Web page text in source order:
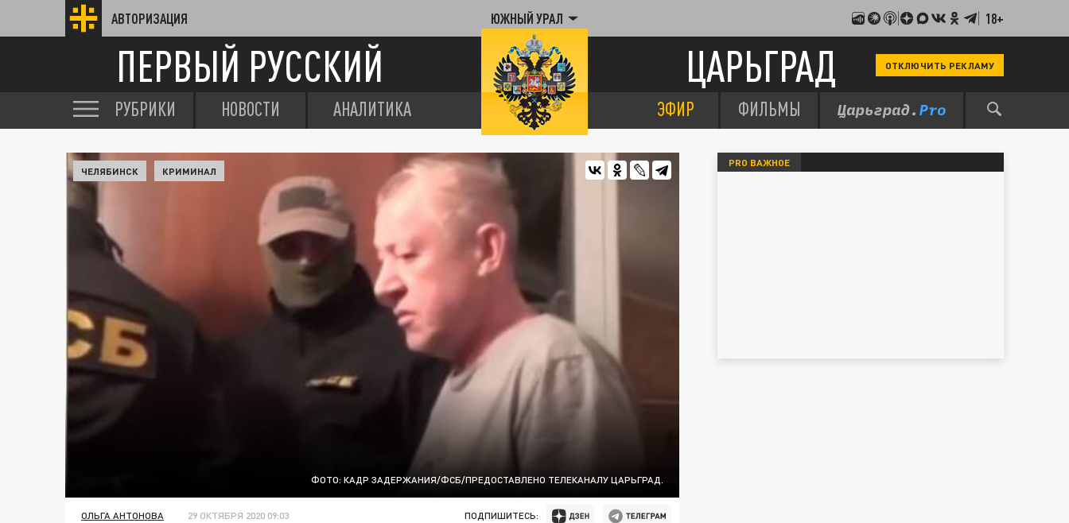
АВТОРИЗАЦИЯ ЮЖНЫЙ УРАЛ 18+
ПЕРВЫЙ РУССКИЙ ЦАРЬГРАД ОТКЛЮЧИТЬ РЕКЛАМУ
РУБРИКИ НОВОСТИ АНАЛИТИКА ЭФИР ФИЛЬМЫ
ФОТО: КАДР ЗАДЕРЖАНИЯ/ФСБ/ПРЕДОСТАВЛЕНО ТЕЛЕКАНАЛУ ЦАРЬГРАД.
ЧЕЛЯБИНСК КРИМИНАЛ
ОЛЬГА АНТОНОВА 29 ОКТЯБРЯ 2020 09:03 ПОДПИШИТЕСЬ:
PRO ВАЖНОЕ